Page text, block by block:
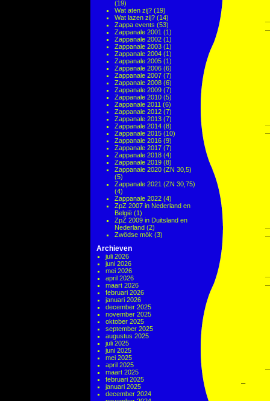
(19)
Wat aten zij? (19)
Wat lazen zij? (14)
Zappa events (53)
Zappanale 2001 (1)
Zappanale 2002 (1)
Zappanale 2003 (1)
Zappanale 2004 (1)
Zappanale 2005 (1)
Zappanale 2006 (6)
Zappanale 2007 (7)
Zappanale 2008 (6)
Zappanale 2009 (7)
Zappanale 2010 (5)
Zappanale 2011 (6)
Zappanale 2012 (7)
Zappanale 2013 (7)
Zappanale 2014 (8)
Zappanale 2015 (10)
Zappanale 2016 (9)
Zappanale 2017 (7)
Zappanale 2018 (4)
Zappanale 2019 (8)
Zappanale 2020 (ZN 30,5)
(5)
Zappanale 2021 (ZN 30,75)
(4)
Zappanale 2022 (4)
ZpZ 2007 in Nederland en
België (1)
ZpZ 2009 in Duitsland en
Nederland (2)
Zwödse mök (3)
Archieven
juli 2026
juni 2026
mei 2026
april 2026
maart 2026
februari 2026
januari 2026
december 2025
november 2025
oktober 2025
september 2025
augustus 2025
juli 2025
juni 2025
mei 2025
april 2025
maart 2025
februari 2025
januari 2025
december 2024
–